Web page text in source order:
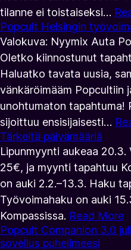
tilanne ei toistaiseksi…
Popcult Helsingin
Valokuva: Nyymix Auta
Oletko kiinnostunut
Haluatko tavata uusia,
vänkäröimääm Popcultiin
unohtumaton tapahtuma!
sijoittuu ensisijaisesti…
Tärkeitä päivämääriä
Lipunmyynti aukeaa
25€, ja myynti tapahtuu
on auki 2.2.–13.3. Haku
Työvoimahaku on auki
Kompassissa. Read More
Popcult Companion 3.0
sovellus puhelimeesi